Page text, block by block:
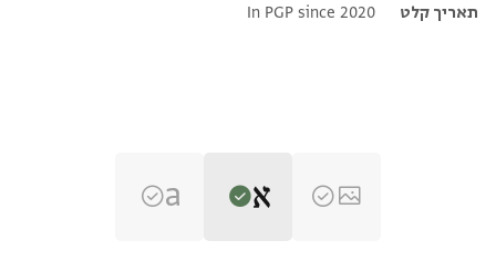
תאריך קלט In PGP since 2020